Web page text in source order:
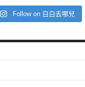
Follow on 白白去哪兒